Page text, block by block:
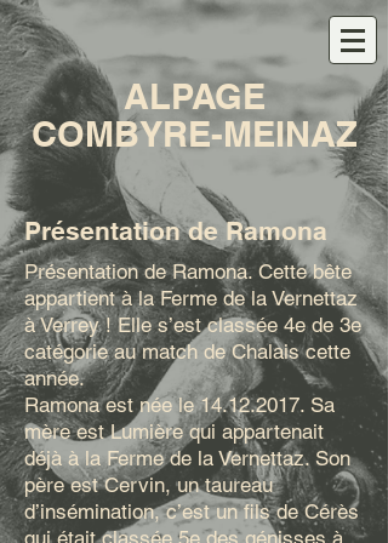
ALPAGE
COMBYRE-MEINAZ
Présentation de Ramona
Présentation de Ramona. Cette bête
appartient à la Ferme de la Vernettaz
à Verrey ! Elle s’est classée 4e de 3e
catégorie au match de Chalais cette
année.
Ramona est née le14.12.2017. Sa
mère est Lumière qui appartenait
déjà à la Ferme de la Vernettaz. Son
père est Cervin, un taureau
d’insémination, c’est un fils de Cérès
qui était classée 5e des génisses à